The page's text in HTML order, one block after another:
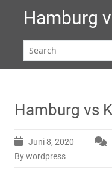
Hamburg
Hamburg vs
Juni 8, 2020
By wordpress